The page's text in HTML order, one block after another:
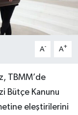
A- A+
TBMM’de
Bütçe Kanunu
eleştirilerini